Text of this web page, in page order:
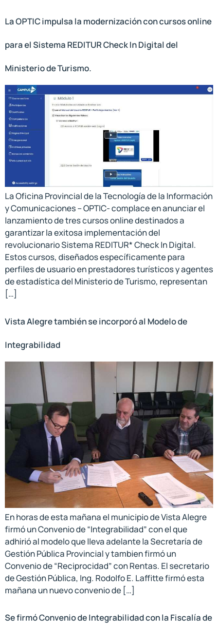
La OPTIC impulsa la modernización con cursos online
para el Sistema REDITUR Check In Digital del
Ministerio de Turismo.
La Oficina Provincial de la Tecnología de la Información
y Comunicaciones – OPTIC- complace en anunciar el
lanzamiento de tres cursos online destinados a
garantizar la exitosa implementación del
revolucionario Sistema REDITUR* Check In Digital.
Estos cursos, diseñados específicamente para
perfiles de usuario en prestadores turísticos y agentes
de estadística del Ministerio de Turismo, representan
[…]
Vista Alegre también se incorporó al Modelo de
Integrabilidad
En horas de esta mañana el municipio de Vista Alegre
firmó un Convenio de “Integrabilidad” con el que
adhirió al modelo que lleva adelante la Secretaría de
Gestión Pública Provincial y tambien firmó un
Convenio de “Reciprocidad” con Rentas. El secretario
de Gestión Pública, Ing. Rodolfo E. Laffitte firmó esta
mañana un nuevo convenio de […]
Se firmó Convenio de Integrabilidad con la Fiscalía de